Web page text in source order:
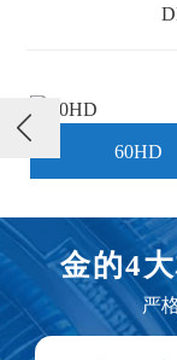
失电式刹
金的4
严